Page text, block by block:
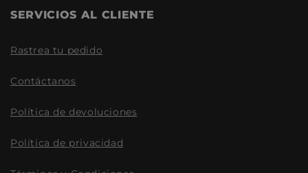
Envíos rápidos y seguros a
SERVICIOS AL CLIENTE
Rastrea tu pedido
Contáctanos
Política de devoluciones
Política de privacidad